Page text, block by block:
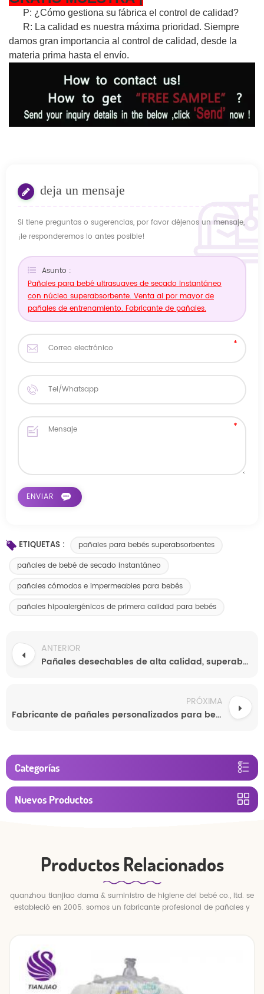
P: ¿Cómo gestiona su fábrica el control de calidad?
R: La calidad es nuestra máxima prioridad. Siempre
damos gran importancia al control de calidad, desde la
materia prima hasta el envío.
deja un mensaje
Si tiene preguntas o sugerencias, por favor déjenos un mensaje,
¡le responderemos lo antes posible!
Asunto :
Pañales para bebé ultrasuaves de secado instantáneo
con núcleo superabsorbente. Venta al por mayor de
pañales de entrenamiento. Fabricante de pañales.
ETIQUETAS :
pañales para bebés superabsorbentes
pañales de bebé de secado instantáneo
pañales cómodos e impermeables para bebés
pañales hipoalergénicos de primera calidad para bebés
ANTERIOR
Pañales desechables de alta calidad, superabsorbentes, fabricados al por mayor por OEM/ODM (fabricación de equipos originales y ODM).
PRÓXIMA
Fabricante de pañales personalizados para bebés. Pañales OEM de alta calidad al por mayor a precios competitivos.
Categorías
Nuevos Productos
Productos Relacionados
quanzhou tianjiao dama & suministro de higiene del bebé co., ltd. se
estableció en 2005. somos un fabricante profesional de pañales y